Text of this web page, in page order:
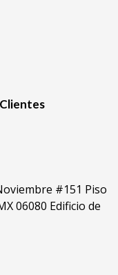
#151 Piso
06080 Edificio de